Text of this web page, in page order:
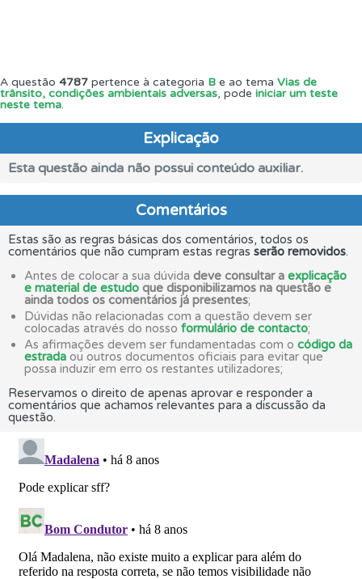
A questão 4787 pertence à categoria B e ao tema Vias de
trânsito, condições ambientais adversas, pode iniciar um teste
neste tema.
Explicação
Esta questão ainda não possui conteúdo auxiliar.
Comentários
Estas são as regras básicas dos comentários, todos os
comentários que não cumpram estas regras serão removidos.
Antes de colocar a sua dúvida deve consultar a explicação
e material de estudo que disponibilizamos na questão e
ainda todos os comentários já presentes;
Dúvidas não relacionadas com a questão devem ser
colocadas através do nosso formulário de contacto;
As afirmações devem ser fundamentadas com o código da
estrada ou outros documentos oficiais para evitar que
possa induzir em erro os restantes utilizadores;
Reservamos o direito de apenas aprovar e responder a
comentários que achamos relevantes para a discussão da
questão.